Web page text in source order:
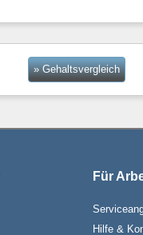
» Gehaltsvergleich
Für
Hilfe &